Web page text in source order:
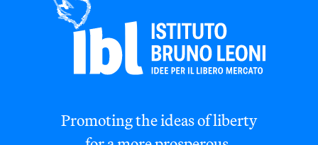
Promoting the ideas of liberty